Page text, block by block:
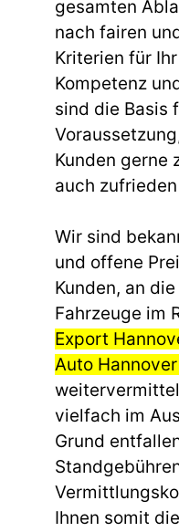
gesamten
nach fairen
Kriterien für
Kompetenz
sind die Basis
Kunden gerne
auch
Wir sind
und offene
Kunden, an
Fahrzeuge im
Export
Auto
vielfach im
Grund
Ihnen somit